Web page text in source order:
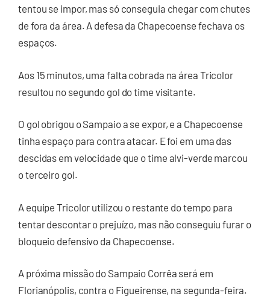
tentou se impor, mas só conseguia chegar com chutes
de fora da área. A defesa da Chapecoense fechava os
espaços.
Aos 15 minutos, uma falta cobrada na área Tricolor
resultou no segundo gol do time visitante.
O gol obrigou o Sampaio a se expor, e a Chapecoense
tinha espaço para contra atacar. E foi em uma das
descidas em velocidade que o time alvi-verde marcou
o terceiro gol.
A equipe Tricolor utilizou o restante do tempo para
tentar descontar o prejuízo, mas não conseguiu furar o
bloqueio defensivo da Chapecoense.
A próxima missão do Sampaio Corrêa será em
Florianópolis, contra o Figueirense, na segunda-feira.